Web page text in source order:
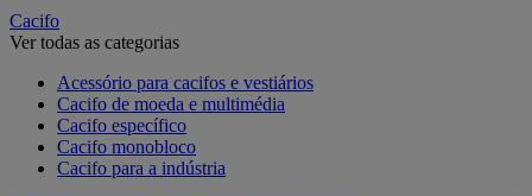
Cacifo
Ver todas as categorias
Acessório para cacifos e vestiários
Cacifo de moeda e multimédia
Cacifo específico
Cacifo monobloco
Cacifo para a indústria